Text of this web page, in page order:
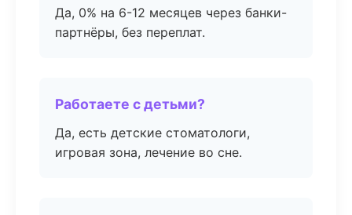
Да, 0% на 6-12 месяцев через банки-
партнёры, без переплат.
Работаете с детьми?
Да, есть детские стоматологи,
игровая зона, лечение во сне.